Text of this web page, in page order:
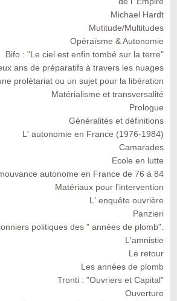
Michael Hardt
Mutitude/Multitudes
Opéraïsme & Autonomie
Bifo : "Le ciel est enfin tombé sur la terre"
ans de préparatifs à travers les nuages
prolétariat ou un sujet pour la libération
Matérialisme et transversalité
Prologue
Généralités et définitions
L' autonomie en France (1976-1984)
Camarades
Ecole en lutte
autonome en France de 76 à 84
Matériaux pour l'intervention
L' enquête ouvrière
Panzieri
politiques des " années de plomb".
L'amnistie
Le retour
Les années de plomb
Tronti : "Ouvriers et Capital"
Ouverture